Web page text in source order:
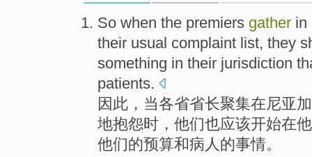
So when the premiers gather in
their usual complaint list, they
something in their jurisdiction
patients.
因此 ， 当各省省长聚集在尼亚
地抱怨时 ， 他们也应该开始在
他们的预算和病人的事情。